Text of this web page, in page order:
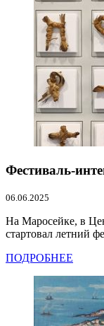
Фестиваль-
06.06.2025
На Маросейке, в
стартовал летний
ПОДРОБНЕЕ